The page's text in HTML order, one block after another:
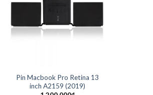
Pin Macbook Pro Retina 13
inch A2159 (2019)